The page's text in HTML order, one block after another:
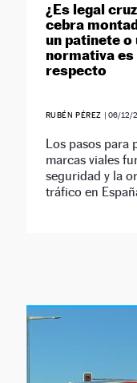
¿Es legal
cebra
un patinete o
normativa
respecto
RUBÉN PÉREZ | 06/12/
Los pasos para
marcas viales
seguridad y la
tráfico en